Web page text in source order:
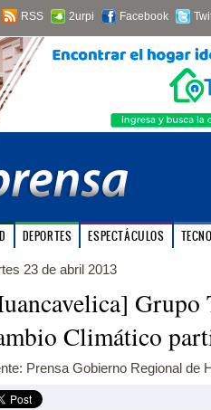
RSS 2urpi Facebook
DEPORTES ESPECTÁCULOS
23 de abril 2013
Grupo
Climático
Prensa Gobierno Regional de